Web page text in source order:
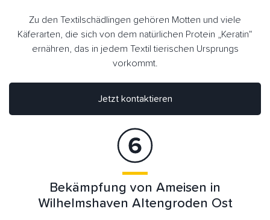
Zu den Textilschädlingen gehören Motten und viele
Käferarten, die sich von dem natürlichen Protein „Keratin“
ernähren, das in jedem Textil tierischen Ursprungs
vorkommt.
Jetzt kontaktieren
Bekämpfung von Ameisen in
Wilhelmshaven Altengroden Ost